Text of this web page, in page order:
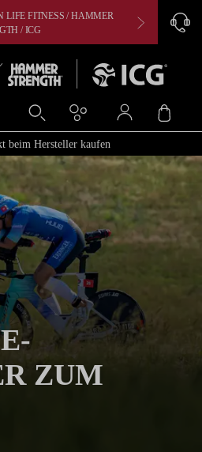
LIFE FITNESS / HAMMER
/ ICG
beim Hersteller kaufen
ZUM